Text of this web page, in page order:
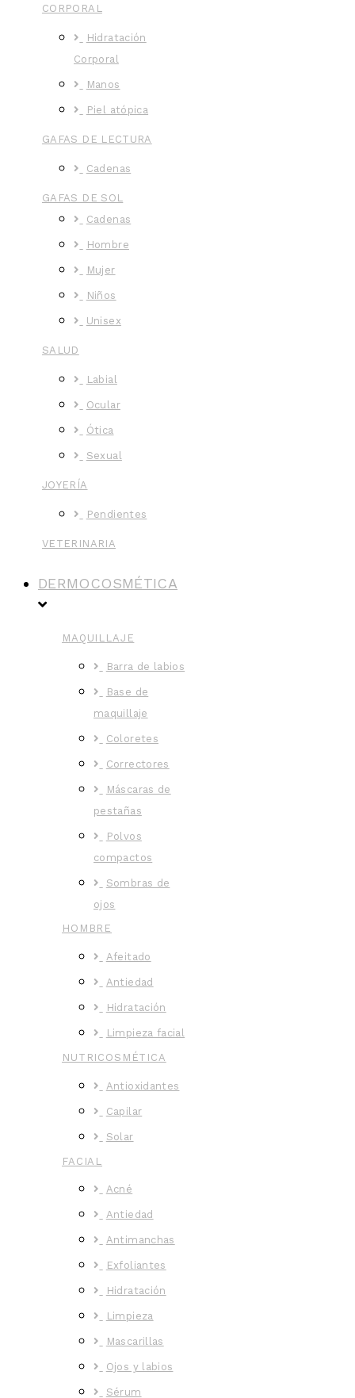
CORPORAL
Hidratación
Corporal
Manos
Piel atópica
GAFAS DE LECTURA
Cadenas
GAFAS DE SOL
Cadenas
Hombre
Mujer
Niños
Unisex
SALUD
Labial
Ocular
Ótica
Sexual
JOYERÍA
Pendientes
VETERINARIA
DERMOCOSMÉTICA
MAQUILLAJE
Barra de labios
Base de
maquillaje
Coloretes
Correctores
Máscaras de
pestañas
Polvos
compactos
Sombras de
ojos
HOMBRE
Afeitado
Antiedad
Hidratación
Limpieza facial
NUTRICOSMÉTICA
Antioxidantes
Capilar
Solar
FACIAL
Acné
Antiedad
Antimanchas
Exfoliantes
Hidratación
Limpieza
Mascarillas
Ojos y labios
Sérum